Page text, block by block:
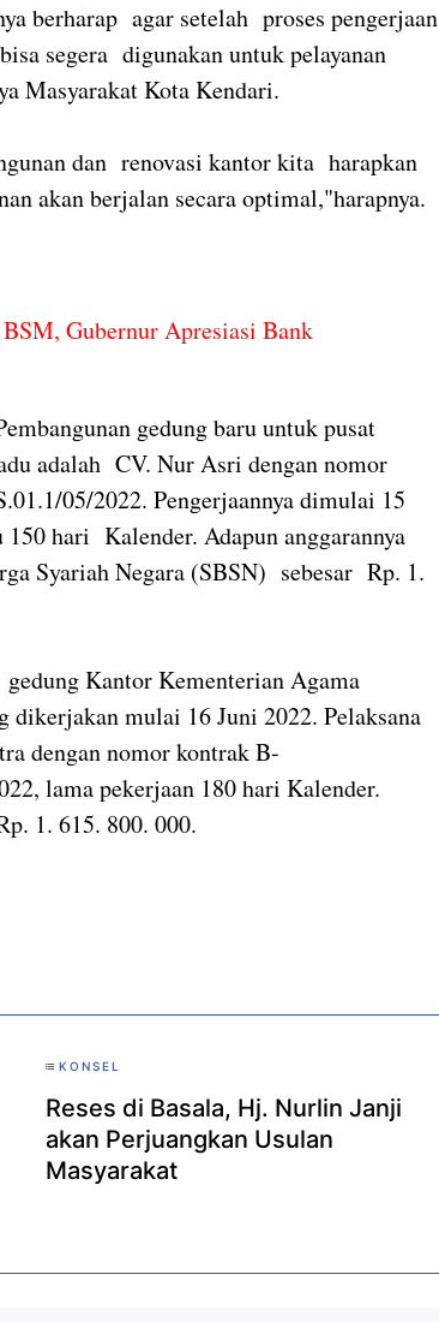
berharap agar setelah proses pengerjaan
segera digunakan untuk pelayanan
Masyarakat Kota Kendari.
dan renovasi kantor kita harapkan
akan berjalan secara optimal,"harapnya.
Gubernur Apresiasi Bank
gedung baru untuk pusat
adalah CV. Nur Asri dengan nomor
05/2022. Pengerjaannya dimulai 15
hari Kalender. Adapun anggarannya
Syariah Negara (SBSN) sebesar Rp. 1.
Kantor Kementerian Agama
dikerjakan mulai 16 Juni 2022. Pelaksana
dengan nomor kontrak B-
lama pekerjaan 180 hari Kalender.
1. 615. 800. 000.
KONSEL
Reses di Basala, Hj. Nurlin Janji
akan Perjuangkan Usulan
Masyarakat